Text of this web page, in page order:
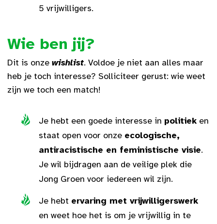
5 vrijwilligers.
Wie ben jij?
Dit is onze wishlist. Voldoe je niet aan alles maar
heb je toch interesse? Solliciteer gerust: wie weet
zijn we toch een match!
Je hebt een goede interesse in politiek en
staat open voor onze ecologische,
antiracistische en feministische visie.
Je wil bijdragen aan de veilige plek die
Jong Groen voor iedereen wil zijn.
Je hebt ervaring met vrijwilligerswerk
en weet hoe het is om je vrijwillig in te